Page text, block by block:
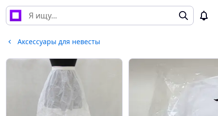
Аксессуары для невесты